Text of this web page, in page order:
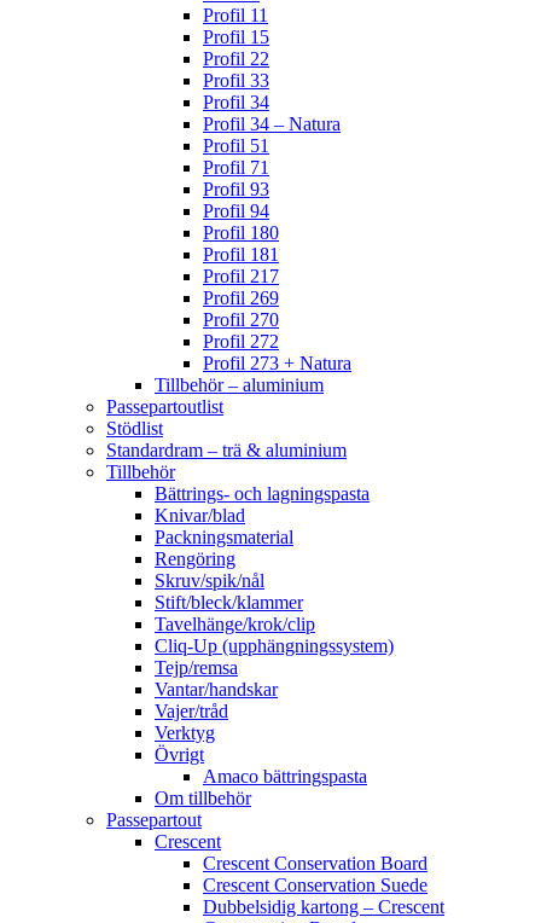
Profil 11
Profil 15
Profil 22
Profil 33
Profil 34
Profil 34 – Natura
Profil 51
Profil 71
Profil 93
Profil 94
Profil 180
Profil 181
Profil 217
Profil 269
Profil 270
Profil 272
Profil 273 + Natura
Tillbehör – aluminium
Passepartoutlist
Stödlist
Standardram – trä & aluminium
Tillbehör
Bättrings- och lagningspasta
Knivar/blad
Packningsmaterial
Rengöring
Skruv/spik/nål
Stift/bleck/klammer
Tavelhänge/krok/clip
Cliq-Up (upphängningssystem)
Tejp/remsa
Vantar/handskar
Vajer/tråd
Verktyg
Övrigt
Amaco bättringspasta
Om tillbehör
Passepartout
Crescent
Crescent Conservation Board
Crescent Conservation Suede
Dubbelsidig kartong – Crescent